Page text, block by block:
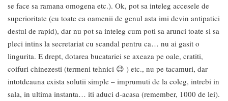
se face sa ramana omogena etc.). Ok, pot sa inteleg accesele de
superioritate (cu toate ca oamenii de genul asta imi devin antipatici
destul de rapid), dar nu pot sa inteleg cum poti sa arunci toate si sa
pleci intins la secretariat cu scandal pentru ca… nu ai gasit o
lingurita. E drept, dotarea bucatariei se axeaza pe oale, cratiti,
coifuri chinezesti (termeni tehnici 😉 ) etc., nu pe tacamuri, dar
intotdeauna exista solutii simple – imprumuti de la coleg, intrebi in
sala, in ultima instanta… iti aduci d-acasa (remember, 1000 de lei).